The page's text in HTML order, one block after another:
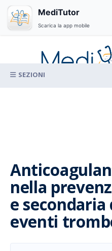
content
nella
e secondaria
eventi
for:
MediTutor
Scarica la app mobile